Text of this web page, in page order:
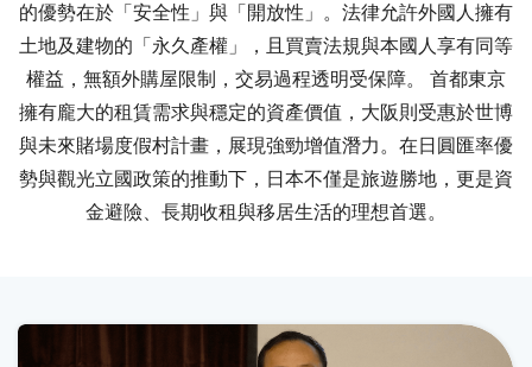
的優勢在於「安全性」與「開放性」。法律允許外國人擁有
土地及建物的「永久產權」，且買賣法規與本國人享有同等
權益，無額外購屋限制，交易過程透明受保障。 首都東京
擁有龐大的租賃需求與穩定的資產價值，大阪則受惠於世博
與未來賭場度假村計畫，展現強勁增值潛力。在日圓匯率優
勢與觀光立國政策的推動下，日本不僅是旅遊勝地，更是資
金避險、長期收租與移居生活的理想首選。